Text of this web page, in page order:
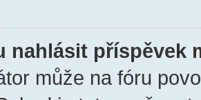
nahlásit příspěvek
může na fóru